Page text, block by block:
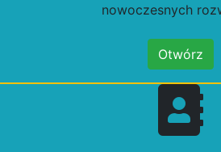
nowoczesnych
Otwórz